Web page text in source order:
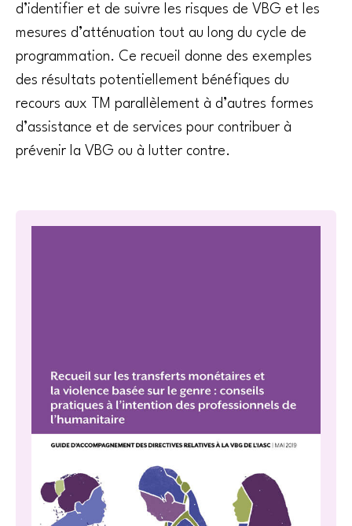
d’identifier et de suivre les risques de VBG et les
mesures d’atténuation tout au long du cycle de
programmation. Ce recueil donne des exemples
des résultats potentiellement bénéfiques du
recours aux TM parallèlement à d’autres formes
d’assistance et de services pour contribuer à
prévenir la VBG ou à lutter contre.